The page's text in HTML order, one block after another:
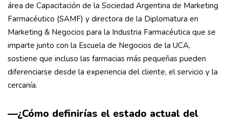
área de Capacitación de la Sociedad Argentina de Marketing
Farmacéutico (SAMF) y directora de la Diplomatura en
Marketing & Negocios para la Industria Farmacéutica que se
imparte junto con la Escuela de Negocios de la UCA,
sostiene que incluso las farmacias más pequeñas pueden
diferenciarse desde la experiencia del cliente, el servicio y la
cercanía.
—¿Cómo definirías el estado actual del